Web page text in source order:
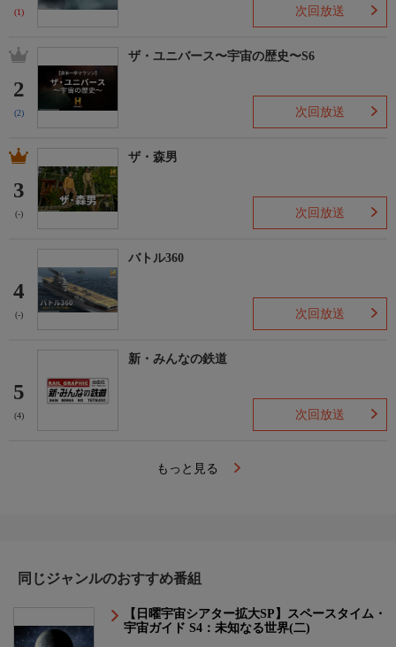
(1) 次回放送
2
(2)
ザ・ユニバース〜宇宙の歴史〜S6
次回放送
3
(-)
ザ・森男
次回放送
4
(-)
バトル360
次回放送
5
(4)
新・みんなの鉄道
次回放送
もっと見る
同じジャンルのおすすめ番組
【日曜宇宙シアター拡大SP】スペースタイム・
宇宙ガイド S4：未知なる世界(二)